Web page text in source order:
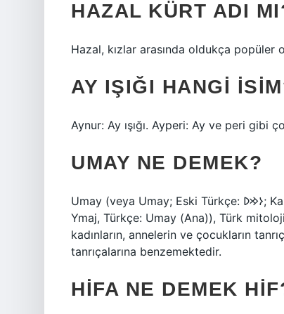
HAZAL KÜRT ADI
Hazal, kızlar arasında oldukça popüler
AY IŞIĞI HANGI
Aynur: Ay ışığı. Ayperi: Ay ve peri gibi
UMAY NE DEMEK?
Umay (veya Umay; Eski Türkçe: 𐰆𐰢𐰖; Kazakça: Ұмай aна, Umay ana; Rusça: Ума́й / Ымай, Umáj /
Ymaj, Türkçe: Umay (Ana)), Türk
kadınların, annelerin ve çocukların
tanrıçalarına benzemektedir.
HIFA NE DEMEK